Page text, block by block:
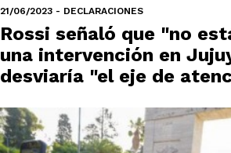
21/06/2023 - DECLARACIONES
Rossi señaló que "no
una intervención en
desviaría "el eje de